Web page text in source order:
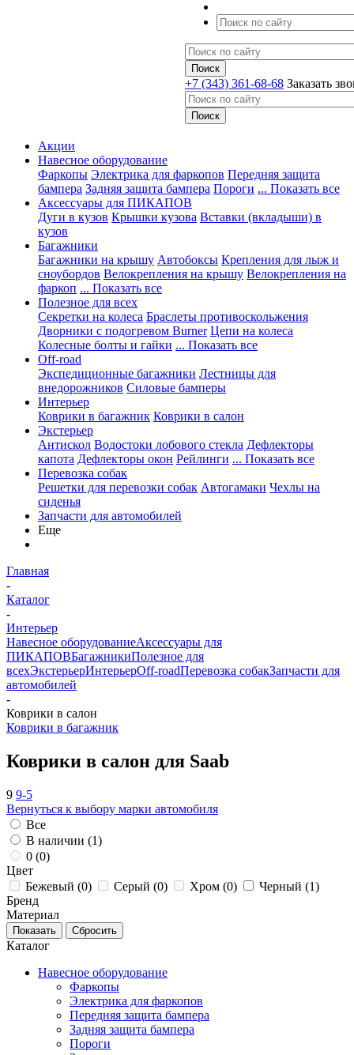
+7 (343) 361-68-68 Заказать
Акции
Навесное оборудование
Фаркопы Электрика для фаркопов Передняя защита
бампера Задняя защита бампера Пороги ... Показать все
Аксессуары для ПИКАПОВ
Дуги в кузов Крышки кузова Вставки (вкладыши) в
кузов
Багажники
Багажники на крышу Автобоксы Крепления для лыж и
сноубордов Велокрепления на крышу Велокрепления на
фаркоп ... Показать все
Полезное для всех
Секретки на колеса Браслеты противоскольжения
Дворники с подогревом Burner Цепи на колеса
Колесные болты и гайки ... Показать все
Off-road
Экспедиционные багажники Лестницы для
внедорожников Силовые бамперы
Интерьер
Коврики в багажник Коврики в салон
Экстерьер
Антискол Водостоки лобового стекла Дефлекторы
капота Дефлекторы окон Рейлинги ... Показать все
Перевозка собак
Решетки для перевозки собак Автогамаки Чехлы на
сиденья
Запчасти для автомобилей
Еще
Главная
-
Каталог
-
Интерьер
Навесное оборудованиеАксессуары для
ПИКАПОВБагажникиПолезное для
всехЭкстерьерИнтерьерOff-roadПеревозка собакЗапчасти для
автомобилей
-
Коврики в салон
Коврики в багажник
Коврики в салон для Saab
9 9-5
Вернуться к выбору марки автомобиля
Все
В наличии (1)
0 (0)
Цвет
Бежевый (0) Серый (0) Хром (0) Черный (1)
Бренд
Материал
Каталог
Навесное оборудование
Фаркопы
Электрика для фаркопов
Передняя защита бампера
Задняя защита бампера
Пороги